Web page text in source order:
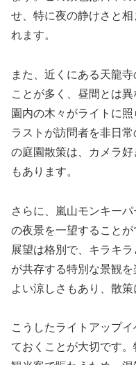
せ、特に夜の静けさと
れます。
また、近くにある天龍
ことが多く、昼間とは
園内の木々がライトに
ラストが訪問者を非日
の庭園散策は、カメラ
もあります。
さらに、嵐山モンキー
の夜景を一望すること
展望は格別で、キラキ
が共存する特別な景観
よい涼しさもあり、散策
こうしたライトアップ
ておくことが大切です